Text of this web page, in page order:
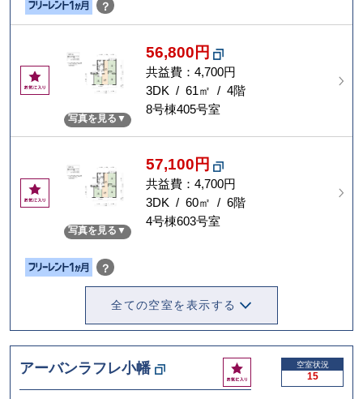
？
お
気
り
写真を見る
56,800円
共益費：4,700円
3DK / 61㎡ / 4階
8号棟405号室
お
気
写真を見る
57,100円
共益費：4,700円
3DK / 60㎡ / 6階
4号棟603号室
？
全ての空室を表示する
アーバンラフレ小幡
お
気
空室状況
15